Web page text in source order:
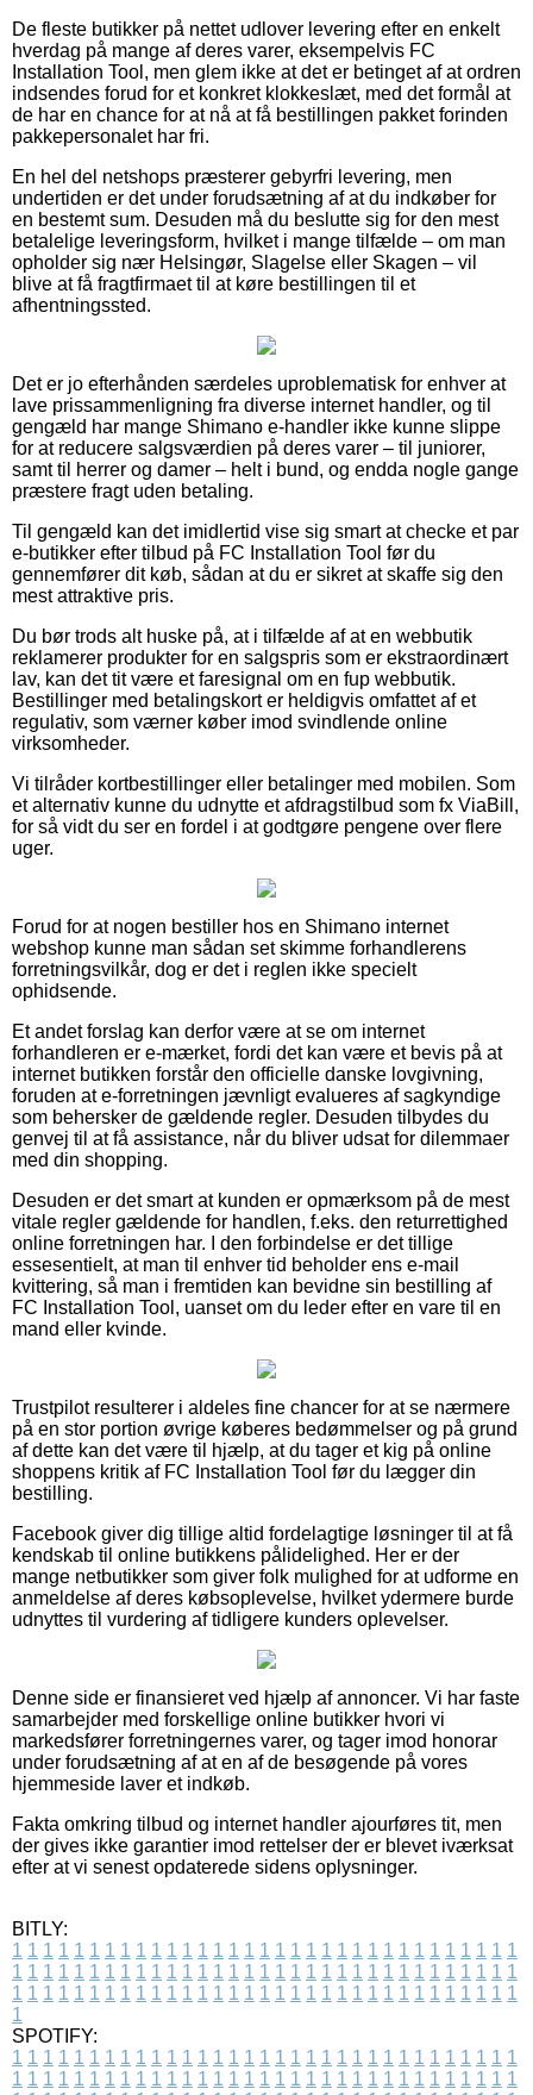
De fleste butikker på nettet udlover levering efter en enkelt
hverdag på mange af deres varer, eksempelvis FC
Installation Tool, men glem ikke at det er betinget af at ordren
indsendes forud for et konkret klokkeslæt, med det formål at
de har en chance for at nå at få bestillingen pakket forinden
pakkepersonalet har fri.
En hel del netshops præsterer gebyrfri levering, men
undertiden er det under forudsætning af at du indkøber for
en bestemt sum. Desuden må du beslutte sig for den mest
betalelige leveringsform, hvilket i mange tilfælde – om man
opholder sig nær Helsingør, Slagelse eller Skagen – vil
blive at få fragtfirmaet til at køre bestillingen til et
afhentningssted.
Det er jo efterhånden særdeles uproblematisk for enhver at
lave prissammenligning fra diverse internet handler, og til
gengæld har mange Shimano e-handler ikke kunne slippe
for at reducere salgsværdien på deres varer – til juniorer,
samt til herrer og damer – helt i bund, og endda nogle gange
præstere fragt uden betaling.
Til gengæld kan det imidlertid vise sig smart at checke et par
e-butikker efter tilbud på FC Installation Tool før du
gennemfører dit køb, sådan at du er sikret at skaffe sig den
mest attraktive pris.
Du bør trods alt huske på, at i tilfælde af at en webbutik
reklamerer produkter for en salgspris som er ekstraordinært
lav, kan det tit være et faresignal om en fup webbutik.
Bestillinger med betalingskort er heldigvis omfattet af et
regulativ, som værner køber imod svindlende online
virksomheder.
Vi tilråder kortbestillinger eller betalinger med mobilen. Som
et alternativ kunne du udnytte et afdragstilbud som fx ViaBill,
for så vidt du ser en fordel i at godtgøre pengene over flere
uger.
Forud for at nogen bestiller hos en Shimano internet
webshop kunne man sådan set skimme forhandlerens
forretningsvilkår, dog er det i reglen ikke specielt
ophidsende.
Et andet forslag kan derfor være at se om internet
forhandleren er e-mærket, fordi det kan være et bevis på at
internet butikken forstår den officielle danske lovgivning,
foruden at e-forretningen jævnligt evalueres af sagkyndige
som behersker de gældende regler. Desuden tilbydes du
genvej til at få assistance, når du bliver udsat for dilemmaer
med din shopping.
Desuden er det smart at kunden er opmærksom på de mest
vitale regler gældende for handlen, f.eks. den returrettighed
online forretningen har. I den forbindelse er det tillige
essesentielt, at man til enhver tid beholder ens e-mail
kvittering, så man i fremtiden kan bevidne sin bestilling af
FC Installation Tool, uanset om du leder efter en vare til en
mand eller kvinde.
Trustpilot resulterer i aldeles fine chancer for at se nærmere
på en stor portion øvrige køberes bedømmelser og på grund
af dette kan det være til hjælp, at du tager et kig på online
shoppens kritik af FC Installation Tool før du lægger din
bestilling.
Facebook giver dig tillige altid fordelagtige løsninger til at få
kendskab til online butikkens pålidelighed. Her er der
mange netbutikker som giver folk mulighed for at udforme en
anmeldelse af deres købsoplevelse, hvilket ydermere burde
udnyttes til vurdering af tidligere kunders oplevelser.
Denne side er finansieret ved hjælp af annoncer. Vi har faste
samarbejder med forskellige online butikker hvori vi
markedsfører forretningernes varer, og tager imod honorar
under forudsætning af at en af de besøgende på vores
hjemmeside laver et indkøb.
Fakta omkring tilbud og internet handler ajourføres tit, men
der gives ikke garantier imod rettelser der er blevet iværksat
efter at vi senest opdaterede sidens oplysninger.
BITLY:
1 1 1 1 1 1 1 1 1 1 1 1 1 1 1 1 1 1 1 1 1 1 1 1 1 1 1 1 1 1 1 1 1
1 1 1 1 1 1 1 1 1 1 1 1 1 1 1 1 1 1 1 1 1 1 1 1 1 1 1 1 1 1 1 1 1
1 1 1 1 1 1 1 1 1 1 1 1 1 1 1 1 1 1 1 1 1 1 1 1 1 1 1 1 1 1 1 1 1
1
SPOTIFY:
1 1 1 1 1 1 1 1 1 1 1 1 1 1 1 1 1 1 1 1 1 1 1 1 1 1 1 1 1 1 1 1 1
1 1 1 1 1 1 1 1 1 1 1 1 1 1 1 1 1 1 1 1 1 1 1 1 1 1 1 1 1 1 1 1 1